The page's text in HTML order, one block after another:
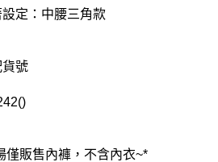
定：中腰三角款
號
僅販售內褲，不含內衣~*